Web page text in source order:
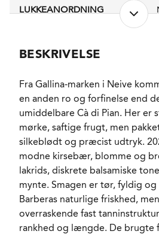
LUKKEANORDNING
RESTSUKKER
LAGRING
FORVENTET HOLDBARHED
SERVERINGS-TEMPERATUR
EMBALLAGETYPE
VARENR.
BESKRIVELSE
Fra Gallina-marken i Neive
en anden ro og forfinelse end
umiddelbare Cà di Pian. Her er
mørke, saftige frugt, men
silkeblødt og præcist udtryk.
modne kirsebær, blomme og
lakrids, diskrete balsamiske
mynte. Smagen er tør, fyldig
Barberas naturlige friskhed,
overraskende fast
rankhed og længde. De brugte